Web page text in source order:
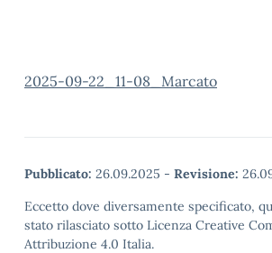
2025-09-22_11-08_Marcato
Pubblicato: 26.09.2025 - Revisione:
Eccetto dove diversamente specificato,
stato rilasciato sotto Licenza Creative
Attribuzione 4.0 Italia.